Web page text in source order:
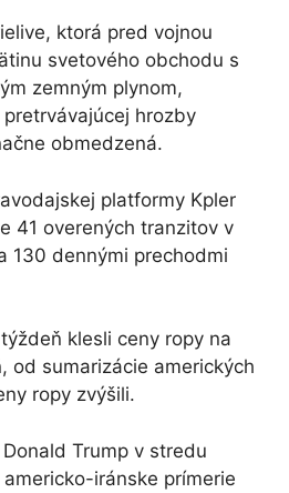
ktorá pred vojnou
svetového obchodu s
zemným plynom,
hrozby
obmedzená.
platformy Kpler
41 overených tranzitov v
130 dennými prechodmi
klesli ceny ropy na
od sumarizácie amerických
ropy zvýšili.
Trump v stredu
iránske prímerie